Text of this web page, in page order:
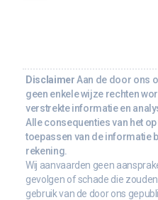
Disclaimer Aan de door ons
geen enkele wijze rechten
verstrekte informatie en
Alle consequenties van het
toepassen van de informatie
rekening.
Wij aanvaarden geen
gevolgen of schade die
gebruik van de door ons